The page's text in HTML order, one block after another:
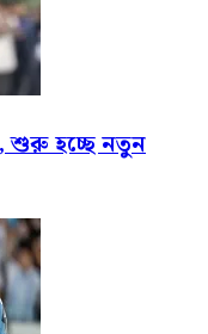
শুরু হচ্ছে নতুন